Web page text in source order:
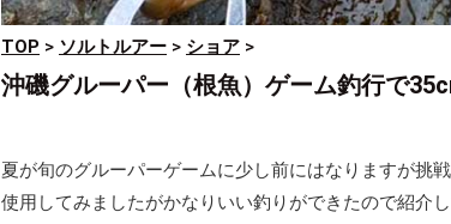
TOP > ソルトルアー > ショア >
沖磯グルーパー（根魚）ゲーム釣行で
夏が旬のグルーパーゲームに少し前にはなりますが挑
使用してみましたがかなりいい釣りができたので紹介し